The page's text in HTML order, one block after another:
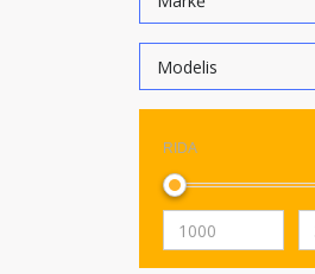
Modelis
RIDA